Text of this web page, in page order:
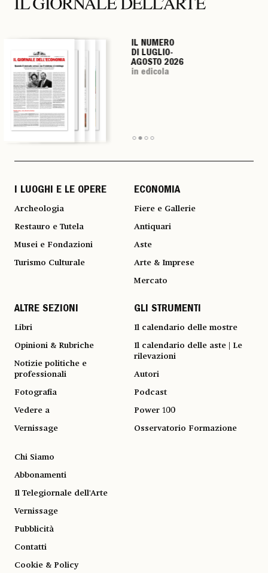
IL NUMERO
DI LUGLIO-
AGOSTO 2026
in edicola
IL NUMERO
DI LUGLIO-
AGOSTO 2026
in edicola
IL NUMERO
DI LUGLIO-
AGOSTO 2026
in edicola
IL NUMERO
DI LUGLIO-
AGOSTO 2026
in edicola
I LUOGHI E LE OPERE
Archeologia
Restauro e Tutela
Musei e Fondazioni
Turismo Culturale
ECONOMIA
Fiere e Gallerie
Antiquari
Aste
Arte & Imprese
Mercato
ALTRE SEZIONI
Libri
Opinioni & Rubriche
Notizie politiche e
professionali
Fotografia
Vedere a
Vernissage
GLI STRUMENTI
Il calendario delle mostre
Il calendario delle aste | Le
rilevazioni
Autori
Podcast
Power 100
Osservatorio Formazione
Chi Siamo
Abbonamenti
Il Telegiornale dell'Arte
Vernissage
Pubblicità
Contatti
Cookie & Policy